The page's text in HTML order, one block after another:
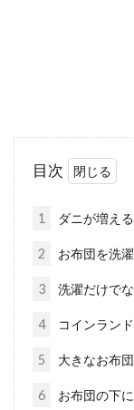
目次
1 ダニが増え
2 お布団を洗
3 洗濯だけで
4 コインラン
5 大きなお布
6 お布団の下